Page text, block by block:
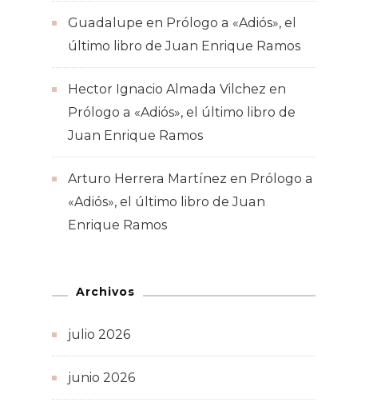
Guadalupe en Prólogo a «Adiós», el
último libro de Juan Enrique Ramos
Hector Ignacio Almada Vilchez en
Prólogo a «Adiós», el último libro de
Juan Enrique Ramos
Arturo Herrera Martínez en Prólogo a
«Adiós», el último libro de Juan
Enrique Ramos
Archivos
julio 2026
junio 2026